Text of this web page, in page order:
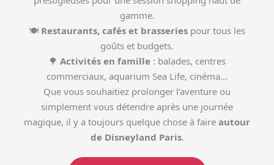
gamme.
🍽 Restaurants, cafés et brasseries pour tous les
goûts et budgets.
🌳 Activités en famille : balades, centres
commerciaux, aquarium Sea Life, cinéma…
Que vous souhaitiez prolonger l’aventure ou
simplement vous détendre après une journée
magique, il y a toujours quelque chose à faire autour
de Disneyland Paris.